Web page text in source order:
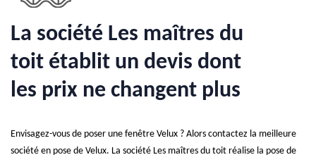
La société Les maîtres du
toit établit un devis dont
les prix ne changent plus
Envisagez-vous de poser une fenêtre Velux ? Alors contactez la meilleure
société en pose de Velux. La société Les maîtres du toit réalise la pose de